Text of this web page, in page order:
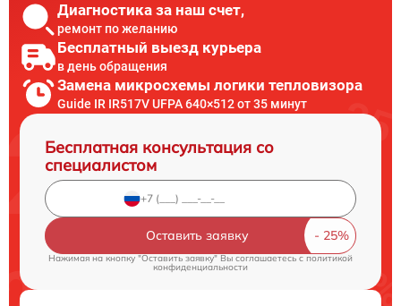
Диагностика за наш счет,
ремонт по желанию
Бесплатный выезд курьера
в день обращения
Замена микросхемы логики тепловизора
Guide IR IR517V UFPA 640×512 от 35 минут
Бесплатная консультация со
специалистом
Оставить заявку
Нажимая на кнопку "Оставить заявку" Вы соглашаетесь cполитикой
конфиденциальности